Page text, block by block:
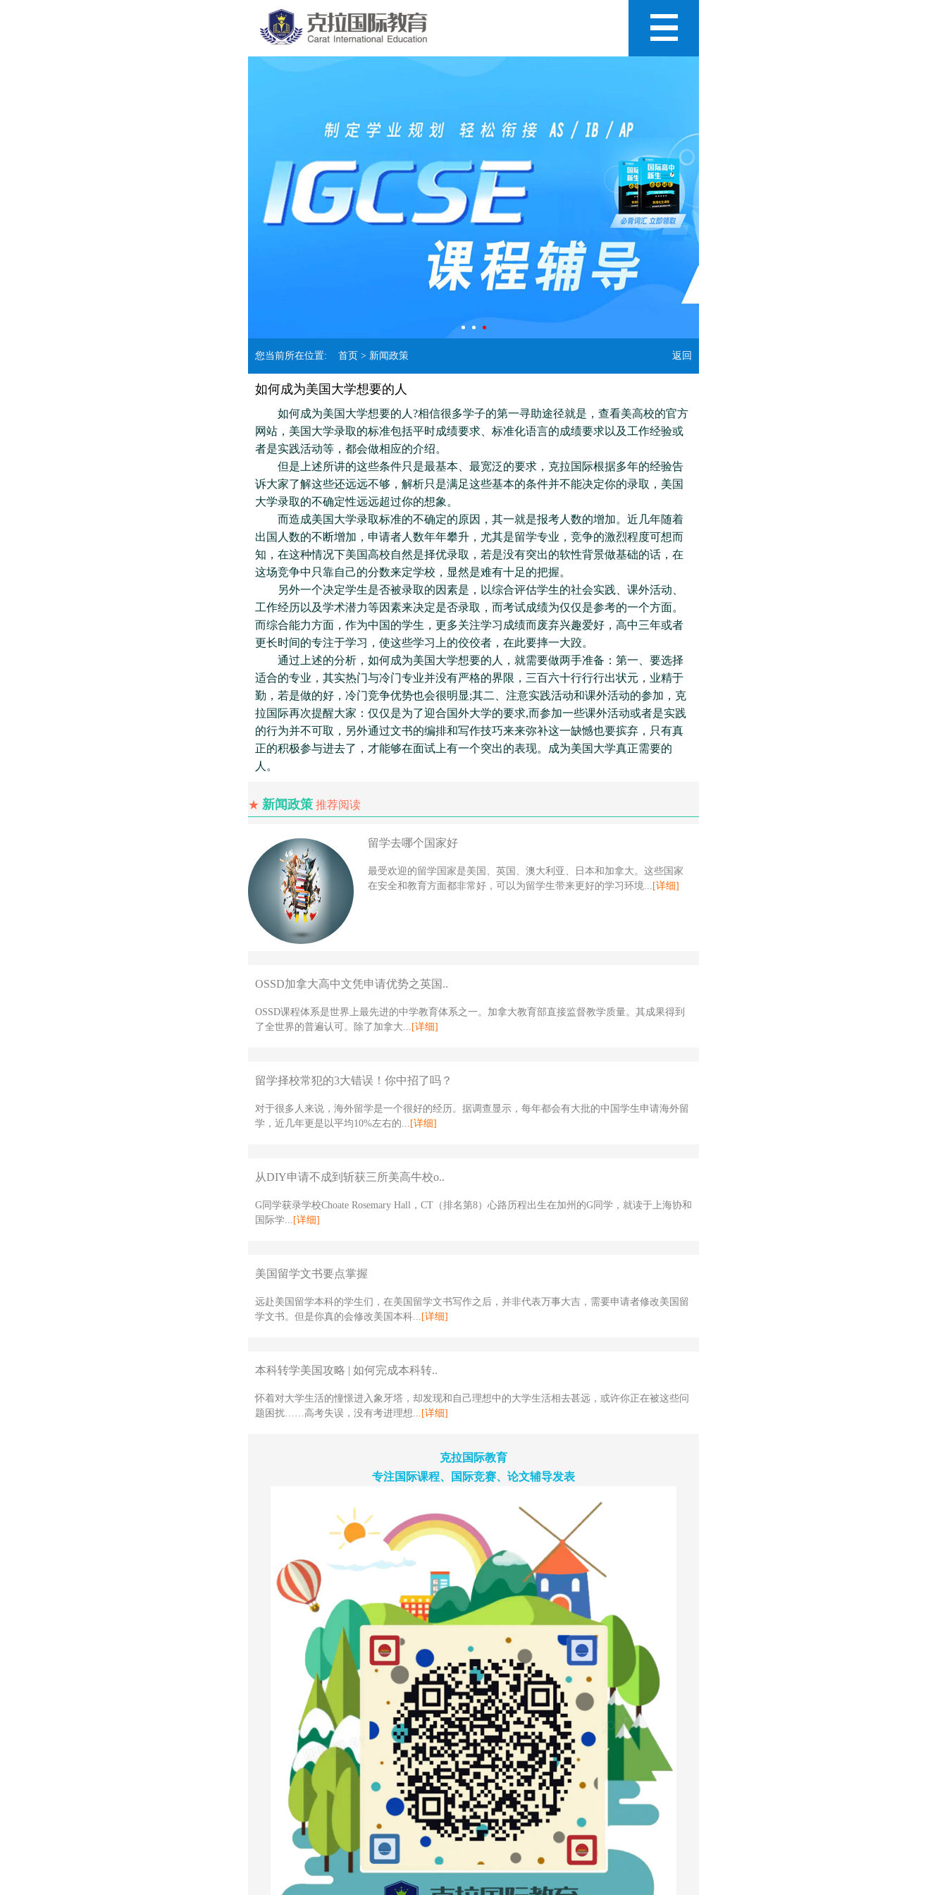
您当前所在位置: 首页 > 新闻政策 返回
如何成为美国大学想要的人
如何成为美国大学想要的人?相信很多学子的第一寻助途径就是，查看美高校的官方
网站，美国大学录取的标准包括平时成绩要求、标准化语言的成绩要求以及工作经验或
者是实践活动等，都会做相应的介绍。
但是上述所讲的这些条件只是最基本、最宽泛的要求，克拉国际根据多年的经验告
诉大家了解这些还远远不够，解析只是满足这些基本的条件并不能决定你的录取，美国
大学录取的不确定性远远超过你的想象。
而造成美国大学录取标准的不确定的原因，其一就是报考人数的增加。近几年随着
出国人数的不断增加，申请者人数年年攀升，尤其是留学专业，竞争的激烈程度可想而
知，在这种情况下美国高校自然是择优录取，若是没有突出的软性背景做基础的话，在
这场竞争中只靠自己的分数来定学校，显然是难有十足的把握。
另外一个决定学生是否被录取的因素是，以综合评估学生的社会实践、课外活动、
工作经历以及学术潜力等因素来决定是否录取，而考试成绩为仅仅是参考的一个方面。
而综合能力方面，作为中国的学生，更多关注学习成绩而废弃兴趣爱好，高中三年或者
更长时间的专注于学习，使这些学习上的佼佼者，在此要摔一大跤。
通过上述的分析，如何成为美国大学想要的人，就需要做两手准备：第一、要选择
适合的专业，其实热门与冷门专业并没有严格的界限，三百六十行行行出状元，业精于
勤，若是做的好，冷门竞争优势也会很明显;其二、注意实践活动和课外活动的参加，克
拉国际再次提醒大家：仅仅是为了迎合国外大学的要求,而参加一些课外活动或者是实践
的行为并不可取，另外通过文书的编排和写作技巧来来弥补这一缺憾也要摈弃，只有真
正的积极参与进去了，才能够在面试上有一个突出的表现。成为美国大学真正需要的
人。
★ 新闻政策 推荐阅读
留学去哪个国家好
最受欢迎的留学国家是美国、英国、澳大利亚、日本和加拿大。这些国家
在安全和教育方面都非常好，可以为留学生带来更好的学习环境... [详细]
OSSD加拿大高中文凭申请优势之英国..
OSSD课程体系是世界上最先进的中学教育体系之一。加拿大教育部直接监督教学质量。其成果得到
了全世界的普遍认可。除了加拿大... [详细]
留学择校常犯的3大错误！你中招了吗？
对于很多人来说，海外留学是一个很好的经历。据调查显示，每年都会有大批的中国学生申请海外留
学，近几年更是以平均10%左右的... [详细]
从DIY申请不成到斩获三所美高牛校o..
G同学获录学校Choate Rosemary Hall，CT（排名第8）心路历程出生在加州的G同学，就读于上海协和
国际学... [详细]
美国留学文书要点掌握
远赴美国留学本科的学生们，在美国留学文书写作之后，并非代表万事大吉，需要申请者修改美国留
学文书。但是你真的会修改美国本科... [详细]
本科转学美国攻略 | 如何完成本科转..
怀着对大学生活的憧憬进入象牙塔，却发现和自己理想中的大学生活相去甚远，或许你正在被这些问
题困扰……高考失误，没有考进理想... [详细]
克拉国际教育
专注国际课程、国际竞赛、论文辅导发表